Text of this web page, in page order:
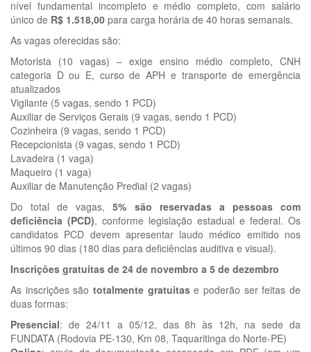
nível fundamental incompleto e médio completo, com salário
único de R$ 1.518,00 para carga horária de 40 horas semanais.
As vagas oferecidas são:
Motorista (10 vagas) – exige ensino médio completo, CNH
categoria D ou E, curso de APH e transporte de emergência
atualizados
Vigilante (5 vagas, sendo 1 PCD)
Auxiliar de Serviços Gerais (9 vagas, sendo 1 PCD)
Cozinheira (9 vagas, sendo 1 PCD)
Recepcionista (9 vagas, sendo 1 PCD)
Lavadeira (1 vaga)
Maqueiro (1 vaga)
Auxiliar de Manutenção Predial (2 vagas)
Do total de vagas,5% são reservadas a pessoas com
deficiência (PCD), conforme legislação estadual e federal. Os
candidatos PCD devem apresentar laudo médico emitido nos
últimos 90 dias (180 dias para deficiências auditiva e visual).
Inscrições gratuitas de 24 de novembro a 5 de dezembro
As inscrições são totalmente gratuitase poderão ser feitas de
duas formas:
Presencial: de 24/11 a 05/12, das 8h às 12h, na sede da
FUNDATA (Rodovia PE-130, Km 08, Taquaritinga do Norte-PE)